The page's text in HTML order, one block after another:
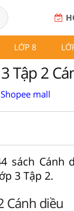
LỚP 8
Tập 2
mall
sách Cánh
3 Tập 2.
Cánh diều